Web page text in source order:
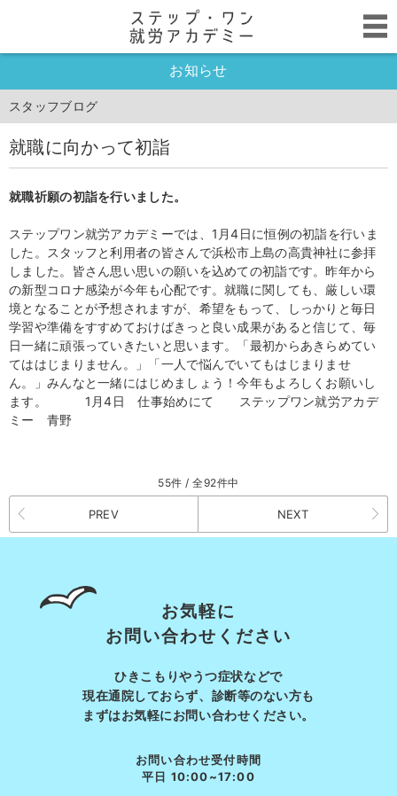
お知らせ
スタッフブログ
就職に向かって初詣
就職祈願の初詣を行いました。
ステップワン就労アカデミーでは、1月4日に恒例の初詣を行いま
した。スタッフと利用者の皆さんで浜松市上島の高貴神社に参拝
しました。皆さん思い思いの願いを込めての初詣です。昨年から
の新型コロナ感染が今年も心配です。就職に関しても、厳しい環
境となることが予想されますが、希望をもって、しっかりと毎日
学習や準備をすすめておけばきっと良い成果があると信じて、毎
日一緒に頑張っていきたいと思います。「最初からあきらめてい
てははじまりません。」「一人で悩んでいてもはじまりませ
ん。」みんなと一緒にはじめましょう！今年もよろしくお願いし
ます。 1月4日 仕事始めにて ステップワン就労アカデ
ミー 青野
55件 / 全92件中
PREV NEXT
お気軽に
お問い合わせください
ひきこもりやうつ症状などで
現在通院しておらず、診断等のない方も
まずはお気軽にお問い合わせください。
お問い合わせ受付時間
平日 10:00~17:00